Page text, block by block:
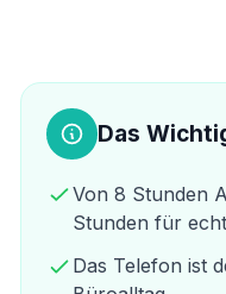
Das
Von 8 Stunden
Stunden für
Das Telefon ist